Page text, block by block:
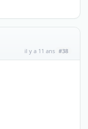
il y a 11 ans #38